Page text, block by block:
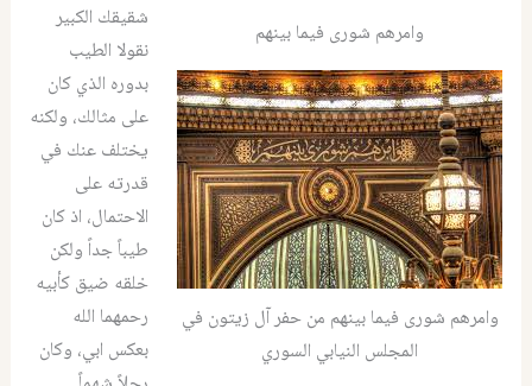
وامرهم شورى فيما بينهم
وامرهم شورى فيما بينهم من حفر آل زيتون في
المجلس النيابي السوري
شقيقك الكبير
نقولا الطيب
بدوره الذي كان
على مثالك، ولكنه
يختلف عنك في
قدرته على
الاحتمال، اذ كان
طيباً جداً ولكن
خلقه ضيق كأبيه
رحمهما الله
بعكس ابي، وكان